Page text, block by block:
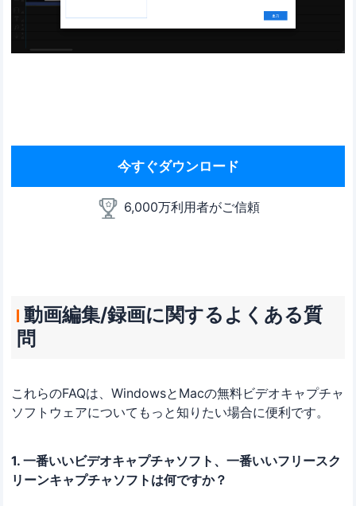
今すぐダウンロード
6,000万利用者がご信頼
動画編集/録画に関するよくある質
問
これらのFAQは、WindowsとMacの無料ビデオキャプチャ
ソフトウェアについてもっと知りたい場合に便利です。
1. 一番いいビデオキャプチャソフト、一番いいフリースク
リーンキャプチャソフトは何ですか？